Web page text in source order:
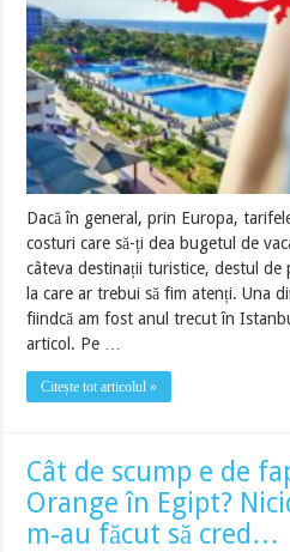
Dacă în general, prin Europa,
costuri care să-ți dea bugetul de
câteva destinații turistice, destul
la care ar trebui să fim atenți. Una
fiindcă am fost anul trecut în
articol. Pe …
Citește tot articolul »
Cât de scump e de
Orange în Egipt?
m-au făcut să cred…